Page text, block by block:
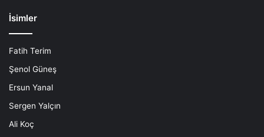
İsimler
Fatih Terim
Şenol Güneş
Ersun Yanal
Sergen Yalçın
Ali Koç